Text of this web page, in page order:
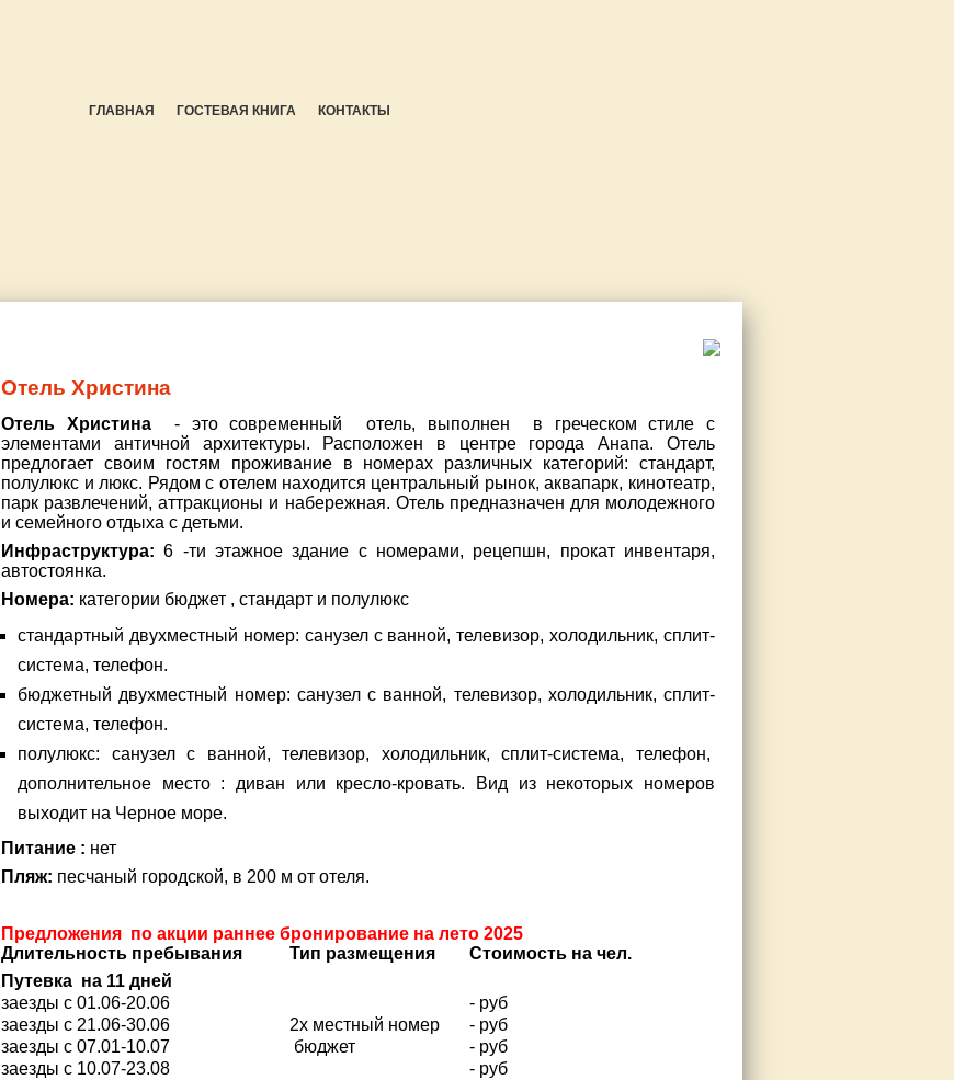
ГЛАВНАЯ ГОСТЕВАЯ КНИГА КОНТАКТЫ
Отель Христина
Отель Христина- это современный отель, выполнен в греческом стиле с
элементами античной архитектуры. Расположен в центре города Анапа. Отель
предлогает своим гостям проживание в номерах различных категорий: стандарт,
полулюкс и люкс. Рядом с отелем находится центральный рынок, аквапарк, кинотеатр,
парк развлечений, аттракционы и набережная. Отель предназначен для молодежного
и семейного отдыха с детьми.
Инфраструктура: 6 -ти этажное здание с номерами, рецепшн, прокат инвентаря,
автостоянка.
Номера: категории бюджет , стандарт и полулюкс
стандартный двухместный номер: санузел с ванной, телевизор, холодильник, сплит-
система, телефон.
бюджетныйдвухместный номер: санузел с ванной, телевизор, холодильник, сплит-
система, телефон.
полулюкс: санузел с ванной, телевизор, холодильник, сплит-система, телефон,
дополнительное место : диван или кресло-кровать. Вид из некоторых номеров
выходит на Черное море.
Питание : нет
Пляж: песчаный городской, в 200 м от отеля.
Предложения по акции раннее бронирование на лето 2025
Длительность пребывания
Тип размещения
Стоимость на чел.
Путевка на 11 дней
заезды с 01.06-20.06
заезды с 21.06-30.06
заезды с 07.01-10.07
заезды с 10.07-23.08
2х местный номер
бюджет
- руб
- руб
- руб
- руб